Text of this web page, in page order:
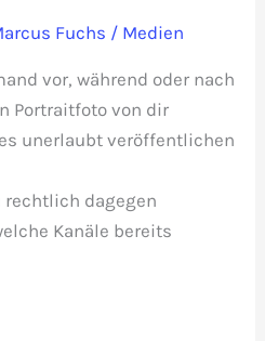
Fuchs / Medien
vor, während oder nach
Portraitfoto von dir
unerlaubt veröffentlichen
rechtlich dagegen
Kanäle bereits